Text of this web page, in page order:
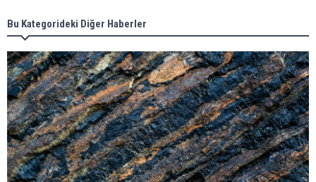
Bu Kategorideki Diğer Haberler